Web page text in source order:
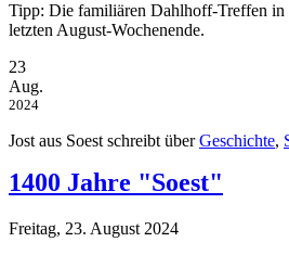
Tipp: Die familiären Dahlhoff-Treffen in
letzten August-Wochenende.
23
Aug.
2024
Jost aus Soest schreibt überGeschichte,
1400 Jahre "Soest"
Freitag, 23. August 2024